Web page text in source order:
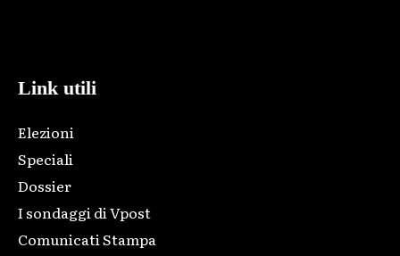
Link utili
Elezioni
Speciali
Dossier
I sondaggi di Vpost
Comunicati Stampa